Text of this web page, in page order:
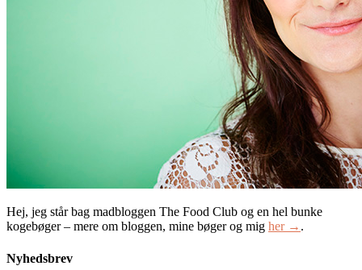
Hej, jeg står bag madbloggen The Food Club og en hel bunke
kogebøger – mere om bloggen, mine bøger og mig her → .
Nyhedsbrev